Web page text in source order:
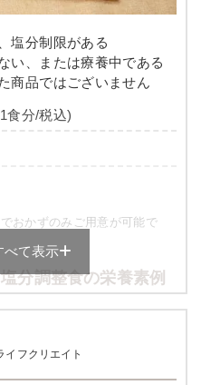
-
-
ます。 ごはんセットでの栄養
味浸し
：20.5g、脂質：14.1g、炭
塩分制限がある
い、または療養中である
商品ではございません
食分/税込)
でおかずのみご用意が可能で
分調整食の栄養素例
570～630kcal
べて表示
イフクリエイト